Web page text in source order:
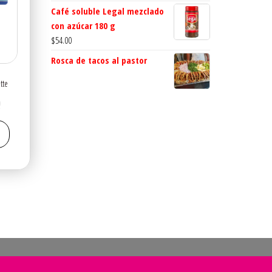
actual
Café soluble Legal mezclado
con azúcar 180 g
$54.00
Rosca de tacos al pastor